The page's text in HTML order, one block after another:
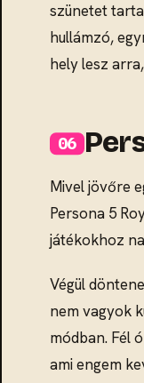
szünetet
hullámzó,
hely lesz
Mivel jövőre
Persona 5
játékokhoz
Végül
nem vagyok
módban. Fél
ami engem